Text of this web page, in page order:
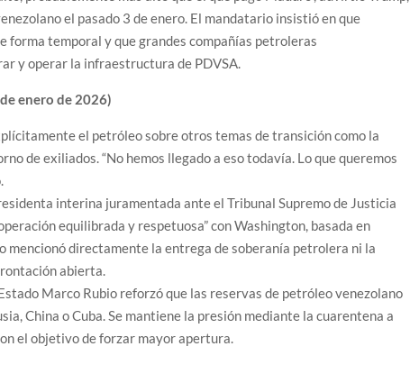
el pasado 3 de enero. El mandatario insistió en que
forma temporal y que grandes compañías petroleras
y operar la infraestructura de PDVSA.
enero de 2026)
el petróleo sobre otros temas de transición como la
de exiliados. “No hemos llegado a eso todavía. Lo que queremos
interina juramentada ante el Tribunal Supremo de Justicia
equilibrada y respetuosa” con Washington, basada en
mencionó directamente la entrega de soberanía petrolera ni la
abierta.
Marco Rubio reforzó que las reservas de petróleo venezolano
China o Cuba. Se mantiene la presión mediante la cuarentena a
el objetivo de forzar mayor apertura.